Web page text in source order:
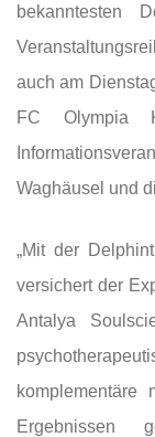
bekanntesten
auch am
FC Olympia
Waghäusel und
„Mit der
versichert der
Antalya
komplementäre
Ergebnissen